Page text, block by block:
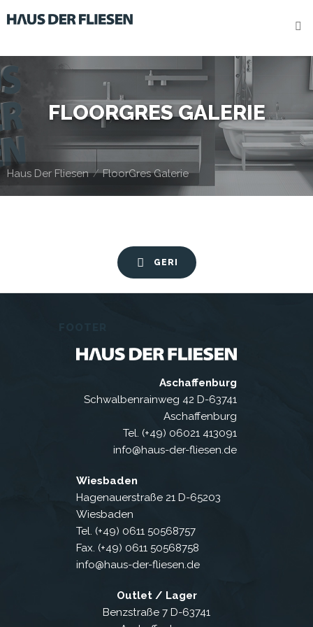
FLOORGRES GALERIE
Haus Der Fliesen FloorGres Galerie
GERI
Aschaffenburg
Schwalbenrainweg 42 D-63741
Aschaffenburg
Tel. (+49) 06021 413091
info@haus-der-fliesen.de
Wiesbaden
Hagenauerstraße 21 D-65203
Wiesbaden
Tel. (+49) 0611 50568757
Fax. (+49) 0611 50568758
info@haus-der-fliesen.de
Outlet / Lager
Benzstraße 7 D-63741
HERSTELLER
Kontakt
IMPRESSUM